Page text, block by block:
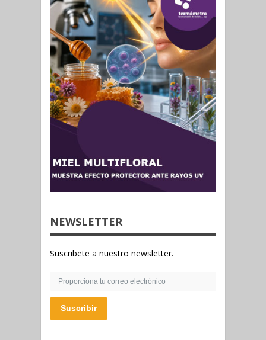
NEWSLETTER
Suscribete a nuestro newsletter.
Suscribir